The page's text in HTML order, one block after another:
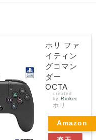
ホリ ファ
イティン
グコマン
ダー
OCTA
created
by Rinker
ホリ
Amazon